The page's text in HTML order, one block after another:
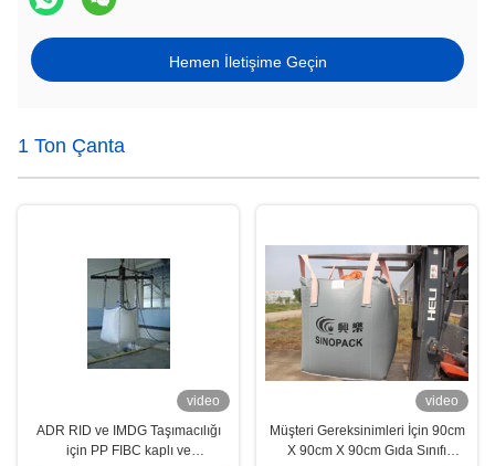
Hemen İletişime Geçin
1 Ton Çanta
video
ADR RID ve IMDG Taşımacılığı
için PP FIBC kaplı ve
video
Müşteri Gereksinimleri İçin 90cm
X 90cm X 90cm Gıda Sınıfı